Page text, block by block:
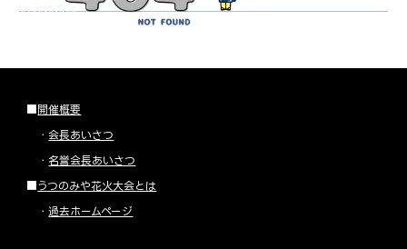
開催概要
・会長あいさつ
・名誉会長あいさつ
うつのみや花火大会とは
・過去ホームページ